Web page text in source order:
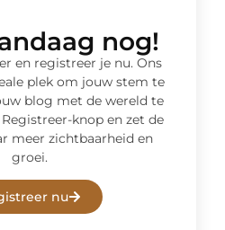
nog!
en registreer je nu. Ons
plek om jouw stem te
blog met de wereld te
knop en zet de
meer zichtbaarheid en
groei.
nu